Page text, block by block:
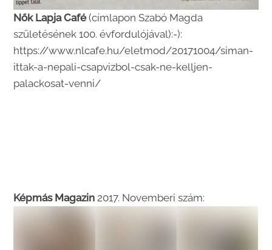
Nők Lapja Café(címlapon Szabó Magda
születésének 100. évfordulójával):-):
https://www.nlcafe.hu/eletmod/20171004/siman-
ittak-a-nepali-csapvizbol-csak-ne-kelljen-
palackosat-venni/
Képmás Magazin 2017. Novemberi szám: